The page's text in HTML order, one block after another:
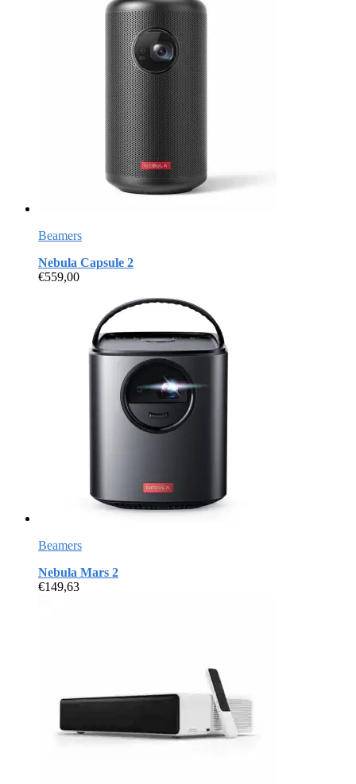
Beamers
Nebula Capsule 2
€559,00
Beamers
Nebula Mars 2
€149,63